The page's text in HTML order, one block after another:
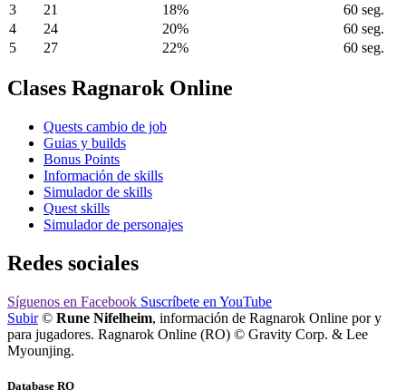
3
21 18%
60 seg.
4
24 20%
60 seg.
5
27 22% 60 seg.
Clases Ragnarok Online
Quests cambio de job
Guias y builds
Bonus Points
Información de skills
Simulador de skills
Quest skills
Simulador de personajes
Redes sociales
Síguenos en Facebook Suscríbete en YouTube
Subir© Rune Nifelheim, información de Ragnarok Online por y
para jugadores. Ragnarok Online (RO) © Gravity Corp. & Lee
Myounjing.
Database RO